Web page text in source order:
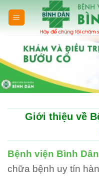
Giới thiệu về
Bệnh viện Bình
chữa bệnh uy tín